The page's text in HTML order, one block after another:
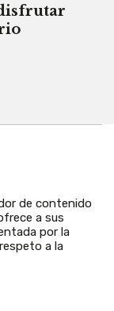
de contenido
a sus
por la
a la